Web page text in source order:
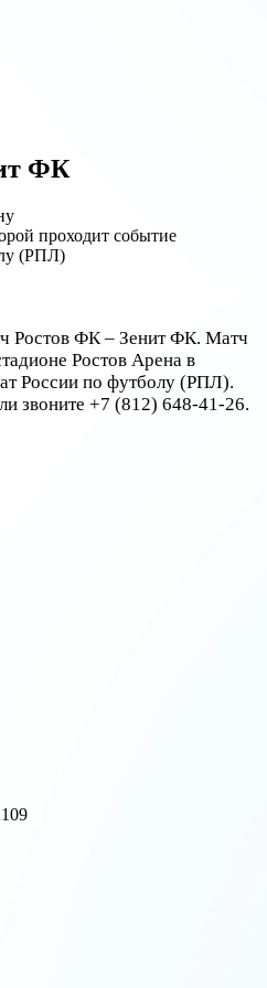
ФК
(РПЛ)
Ростов ФК – Зенит ФК. Матч
Ростов Арена в
России по футболу (РПЛ).
звоните +7 (812) 648-41-26.